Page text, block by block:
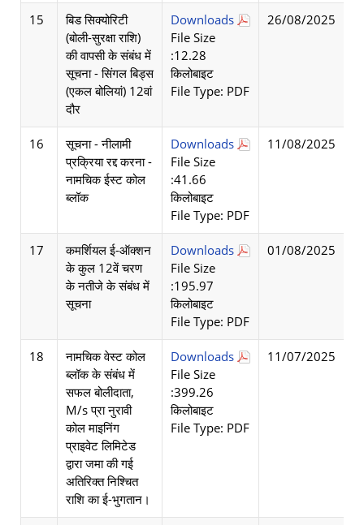
15
बिड सिक्योरिटी
(बोली-सुरक्षा राशि)
की वापसी के संबंध में
सूचना - सिंगल बिड्स
(एकल बोलियां) 12वां
दौर
Downloads
File Size
:12.28
किलोबाइट
File Type: PDF
26/08/2025
16
सूचना - नीलामी
प्रक्रिया रद्द करना -
नामचिक ईस्ट कोल
ब्लॉक
Downloads
File Size
:41.66
किलोबाइट
File Type: PDF
11/08/2025
17
कमर्शियल ई-ऑक्शन
के कुल 12वें चरण
के नतीजे के संबंध में
सूचना
Downloads
File Size
:195.97
किलोबाइट
File Type: PDF
01/08/2025
18
नामचिक वेस्ट कोल
ब्लॉक के संबंध में
सफल बोलीदाता,
M/s प्रा नुरावी
कोल माइनिंग
प्राइवेट लिमिटेड
द्वारा जमा की गई
अतिरिक्त निश्चित
राशि का ई-भुगतान।
Downloads
File Size
:399.26
किलोबाइट
File Type: PDF
11/07/2025